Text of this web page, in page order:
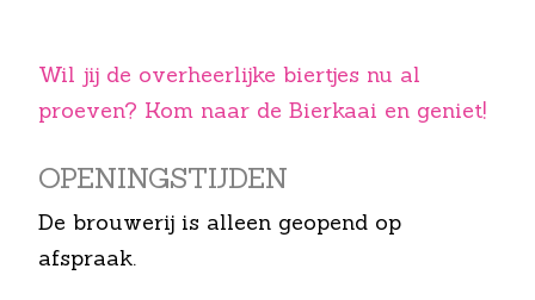
Wil jij de overheerlijke biertjes nu al
proeven? Kom naar de Bierkaai en geniet!
OPENINGS­TIJDEN
De brouwerij is alleen geopend op
afspraak.